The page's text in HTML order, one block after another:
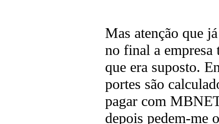
Mas atenção que
no final a empresa
que era suposto.
portes são
pagar com
depois pedem-me